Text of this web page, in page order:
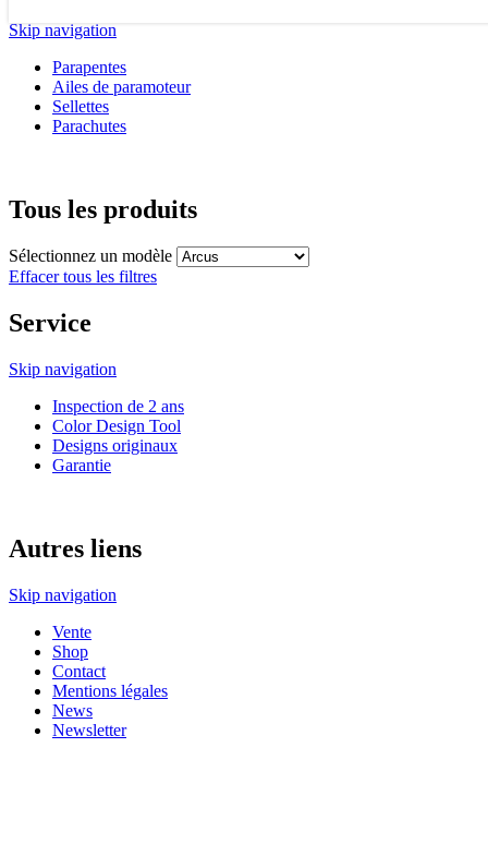
Skip navigation
Parapentes
Ailes de paramoteur
Sellettes
Parachutes
Tous les produits
Sélectionnez un modèle
Effacer tous les filtres
Service
Skip navigation
Inspection de 2 ans
Color Design Tool
Designs originaux
Garantie
Autres liens
Skip navigation
Vente
Shop
Contact
Mentions légales
News
Newsletter